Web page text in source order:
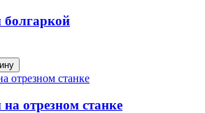
болгаркой
отрезном станке